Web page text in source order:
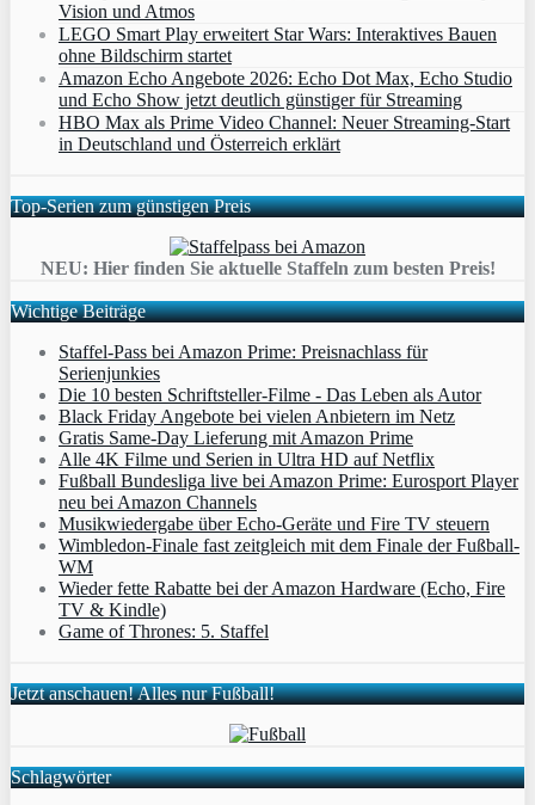
Vision und Atmos
LEGO Smart Play erweitert Star Wars: Interaktives Bauen
ohne Bildschirm startet
Amazon Echo Angebote 2026: Echo Dot Max, Echo Studio
und Echo Show jetzt deutlich günstiger für Streaming
HBO Max als Prime Video Channel: Neuer Streaming‑Start
in Deutschland und Österreich erklärt
Top-Serien zum günstigen Preis
NEU: Hier finden Sie aktuelle Staffeln zum besten Preis!
Wichtige Beiträge
Staffel-Pass bei Amazon Prime: Preisnachlass für
Serienjunkies
Die 10 besten Schriftsteller-Filme - Das Leben als Autor
Black Friday Angebote bei vielen Anbietern im Netz
Gratis Same-Day Lieferung mit Amazon Prime
Alle 4K Filme und Serien in Ultra HD auf Netflix
Fußball Bundesliga live bei Amazon Prime: Eurosport Player
neu bei Amazon Channels
Musikwiedergabe über Echo-Geräte und Fire TV steuern
Wimbledon-Finale fast zeitgleich mit dem Finale der Fußball-
WM
Wieder fette Rabatte bei der Amazon Hardware (Echo, Fire
TV & Kindle)
Game of Thrones: 5. Staffel
Jetzt anschauen! Alles nur Fußball!
Schlagwörter